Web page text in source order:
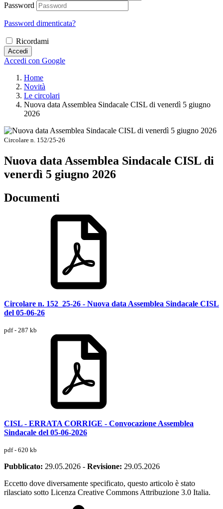
Password
Password dimenticata?
Ricordami
Accedi
Accedi con Google
Home
Novità
Le circolari
Nuova data Assemblea Sindacale CISL di venerdì 5 giugno
2026
Circolare n. 152/25-26
Nuova data Assemblea Sindacale CISL di
venerdì 5 giugno 2026
Documenti
Circolare n. 152_25-26 - Nuova data Assemblea Sindacale CISL
del 05-06-26
pdf - 287 kb
CISL - ERRATA CORRIGE - Convocazione Assemblea
Sindacale del 05-06-2026
pdf - 620 kb
Pubblicato: 29.05.2026 - Revisione: 29.05.2026
Eccetto dove diversamente specificato, questo articolo è stato
rilasciato sotto Licenza Creative Commons Attribuzione 3.0 Italia.